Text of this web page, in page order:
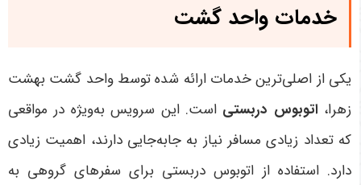
خدمات واحد گشت
یکی از اصلی‌ترین خدمات ارائه شده توسط واحد گشت بهشت
زهرا، اتوبوس دربستی است. این سرویس به‌ویژه در مواقعی
که تعداد زیادی مسافر نیاز به جابه‌جایی دارند، اهمیت زیادی
دارد. استفاده از اتوبوس دربستی برای سفرهای گروهی به